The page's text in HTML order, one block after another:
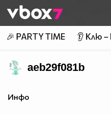
👾
🎉 PARTY TIME 👂 Клю
aeb29f081b
Инфо